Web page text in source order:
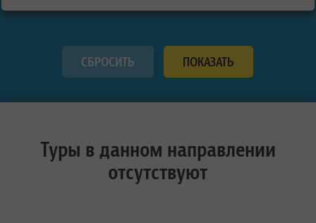
Туры в данном направлении
отсутствуют